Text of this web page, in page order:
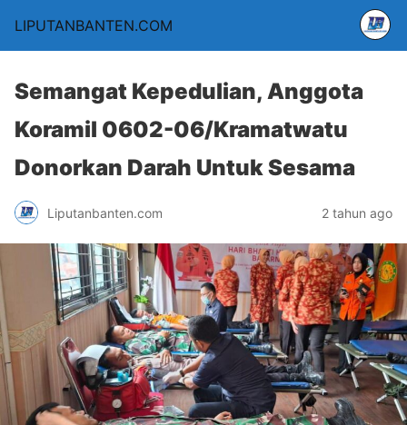
LIPUTANBANTEN.COM
Semangat Kepedulian, Anggota
Koramil 0602-06/Kramatwatu
Donorkan Darah Untuk Sesama
Liputanbanten.com 2 tahun ago